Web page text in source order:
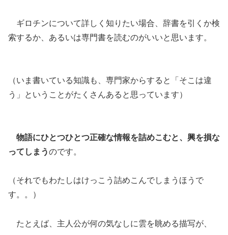
ギロチンについて詳しく知りたい場合、辞書を引くか検
索するか、あるいは専門書を読むのがいいと思います。
（いま書いている知識も、専門家からすると「そこは違
う」ということがたくさんあると思っています）
物語にひとつひとつ正確な情報を詰めこむと、興を損な
ってしまうのです。
（それでもわたしはけっこう詰めこんでしまうほうで
す。。）
たとえば、主人公が何の気なしに雲を眺める描写が、